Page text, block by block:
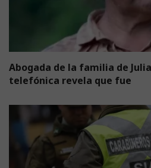
Abogada de la familia de
telefónica revela que fue